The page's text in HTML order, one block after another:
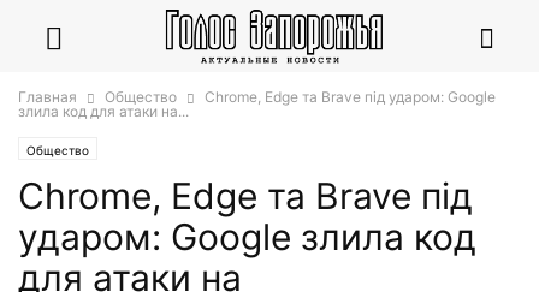
Главная Общество
Chrome, Edge та Brave під ударом: Google
злила код для атаки на...
Общество
Chrome, Edge та Brave під
ударом: Google злила код
для атаки на